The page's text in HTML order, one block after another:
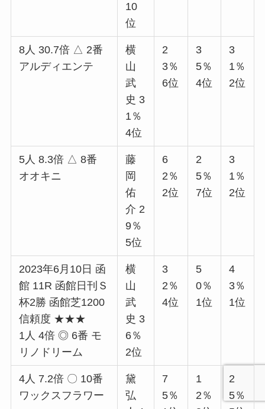
10
位
8人 30.7倍 △ 2番
アルディエンテ
横
山
武
史 3
1％
4位
2
3％
6位
3
5％
4位
3
1％
2位
5人 8.3倍 △ 8番
オオキニ
藤
岡
佑
介 2
9％
5位
6
2％
2位
2
5％
7位
3
1％
2位
2023年6月10日 函
館 11R 函館日刊Ｓ
杯2勝 函館芝1200
信頼度 ★★★
1人 4倍 ◎ 6番 モ
リノドリーム
横
山
武
史 3
6％
2位
3
2％
4位
5
0％
1位
4
3％
1位
4人 7.2倍 〇 10番
ワックスフラワー
黛
弘
7
5％
1
2％
2
5％